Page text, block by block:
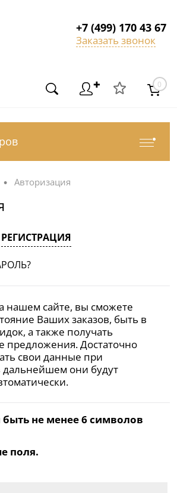
+7 (499) 170 43 67
Заказать звонок
✚ 0
• Авторизация
РЕГИСТРАЦИЯ
нашем сайте, вы сможете
Ваших заказов, быть в
а также получать
предложения. Достаточно
свои данные при
дальнейшем они будут
не менее 6 символов
поля.